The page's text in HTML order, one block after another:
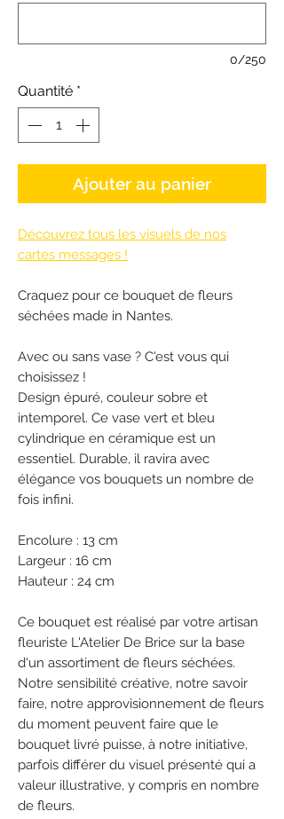
0/250
Quantité *
Ajouter au panier
Découvrez tous les visuels de nos
cartes messages !
Craquez pour ce bouquet de fleurs
séchées made in Nantes.
Avec ou sans vase ? C'est vous qui
choisissez !
Design épuré, couleur sobre et
intemporel. Ce vase vert et bleu
cylindrique en céramique est un
essentiel. Durable, il ravira avec
élégance vos bouquets un nombre de
fois infini.
Encolure : 13 cm
Largeur : 16 cm
Hauteur : 24 cm
Ce bouquet est réalisé par votre artisan
fleuriste L'Atelier De Brice sur la base
d'un assortiment de fleurs séchées.
Notre sensibilité créative, notre savoir
faire, notre approvisionnement de fleurs
du moment peuvent faire que le
bouquet livré puisse, à notre initiative,
parfois différer du visuel présenté qui a
valeur illustrative, y compris en nombre
de fleurs.